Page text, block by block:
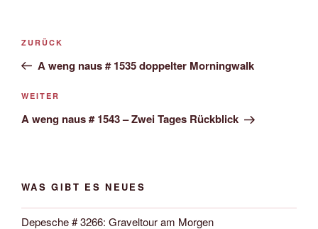
Beitrags-
Vorheriger
Beitrag
ZURÜCK
A weng naus # 1535 doppelter Morningwalk
Nächster
Beitrag
WEITER
A weng naus # 1543 – Zwei Tages Rückblick
WAS GIBT ES NEUES
Depesche # 3266: Graveltour am Morgen